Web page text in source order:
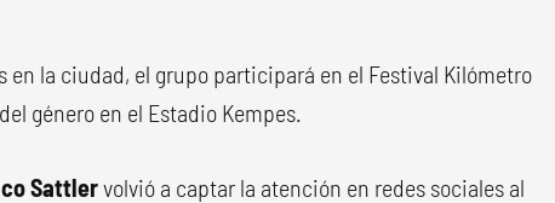
en la ciudad, el grupo participará en el Festival Kilómetro
género en el Estadio Kempes.
Sattlervolvió a captar la atención en redes sociales al